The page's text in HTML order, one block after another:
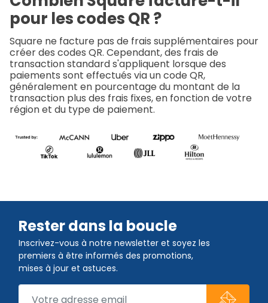
pour les codes QR ?
Square ne facture pas de frais supplémentaires pour
créer des codes QR. Cependant, des frais de
transaction standard s'appliquent lorsque des
paiements sont effectués via un code QR,
généralement en pourcentage du montant de la
transaction plus des frais fixes, en fonction de votre
région et du type de paiement.
Rester dans la boucle
Inscrivez-vous à notre newsletter et soyez les
premiers à être informés des promotions,
mises à jour et astuces.